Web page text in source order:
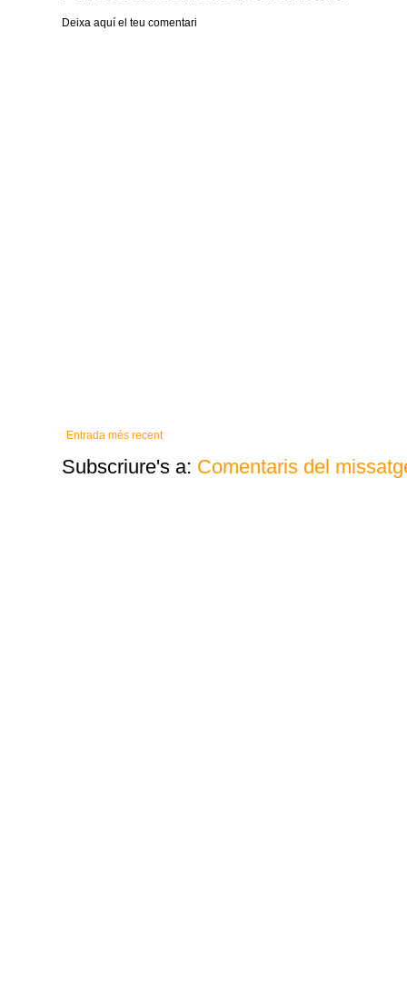
Deixa aquí el teu comentari
Entrada més recent
Subscriure's a: Comentaris del